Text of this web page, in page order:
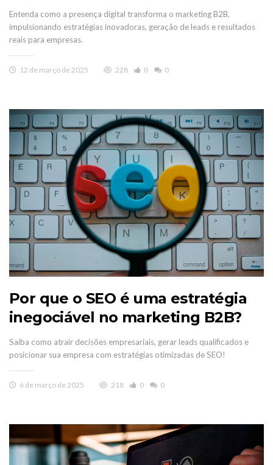
Entenda como a presença digital transforma o marketing B2B,
impulsionando estratégias inovadoras, geração de leads e resultados
reais para empresas.
12 de março de 2025 228 0 0
Por que o SEO é uma estratégia
inegociável no marketing B2B?
Saiba como atrair decisões empresariais, gerar leads qualificados e
posicionar sua empresa com estratégias otimizadas de SEO!
6 de março de 2025 218 0 0